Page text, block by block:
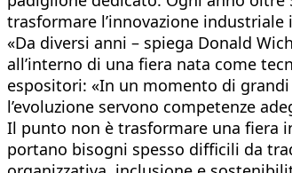
trasformare l’innovazione industriale
«Da diversi anni – spiega Donald
all’interno di una fiera nata come
espositori: «In un momento di
l’evoluzione servono competenze
Il punto non è trasformare una fiera
portano bisogni spesso difficili da